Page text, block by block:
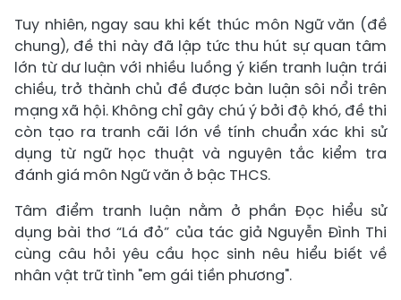
Tuy nhiên, ngay sau khi kết thúc môn Ngữ văn (đề
chung), đề thi này đã lập tức thu hút sự quan tâm
lớn từ dư luận với nhiều luồng ý kiến tranh luận trái
chiều, trở thành chủ đề được bàn luận sôi nổi trên
mạng xã hội. Không chỉ gây chú ý bởi độ khó, đề thi
còn tạo ra tranh cãi lớn về tính chuẩn xác khi sử
dụng từ ngữ học thuật và nguyên tắc kiểm tra
đánh giá môn Ngữ văn ở bậc THCS.
Tâm điểm tranh luận nằm ở phần Đọc hiểu sử
dụng bài thơ “Lá đỏ” của tác giả Nguyễn Đình Thi
cùng câu hỏi yêu cầu học sinh nêu hiểu biết về
nhân vật trữ tình "em gái tiền phương".